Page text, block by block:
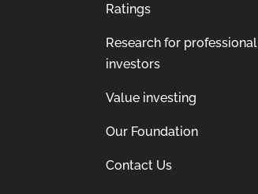
Ratings
Research for professional
investors
Value investing
Our Foundation
Contact Us